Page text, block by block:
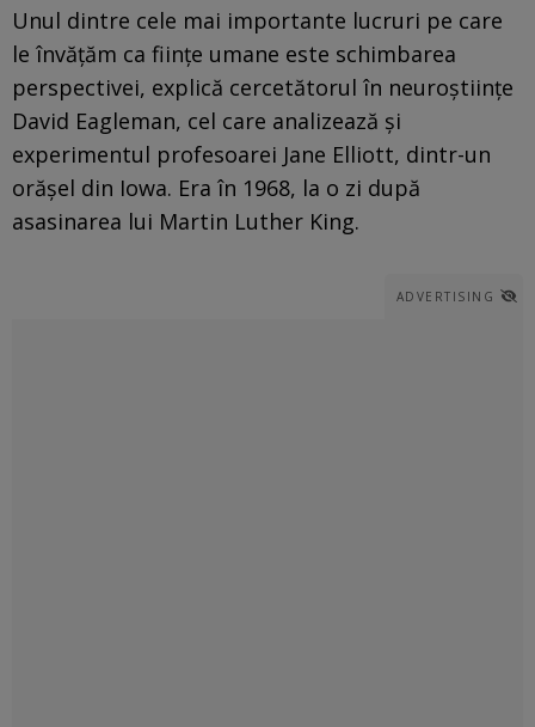
Unul dintre cele mai importante lucruri pe care
le învățăm ca ființe umane este schimbarea
perspectivei, explică cercetătorul în neuroștiințe
David Eagleman, cel care analizează și
experimentul profesoarei Jane Elliott, dintr-un
orășel din Iowa. Era în 1968, la o zi după
asasinarea lui Martin Luther King.
ADVERTISING